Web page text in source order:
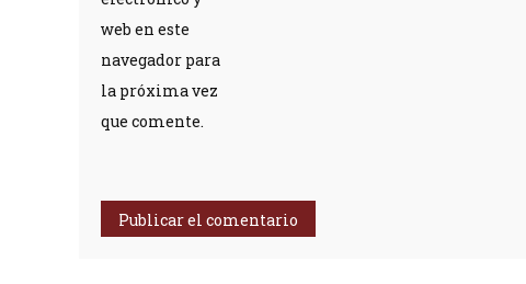
web en este
navegador para
la próxima vez
que comente.